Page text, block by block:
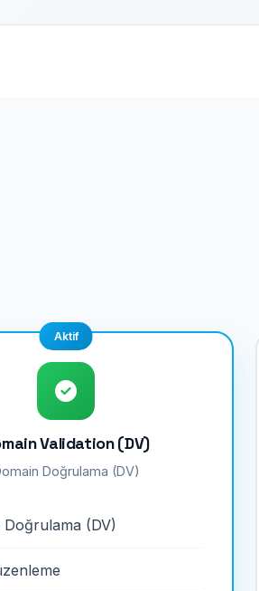
Aktif
Validation (DV)
Doğrulama (DV)
Doğrulama (DV)